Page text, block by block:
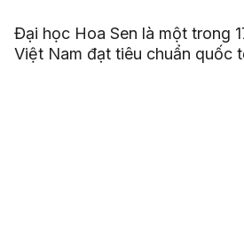
Đại học Hoa Sen là một trong
Việt Nam đạt tiêu chuẩn quốc